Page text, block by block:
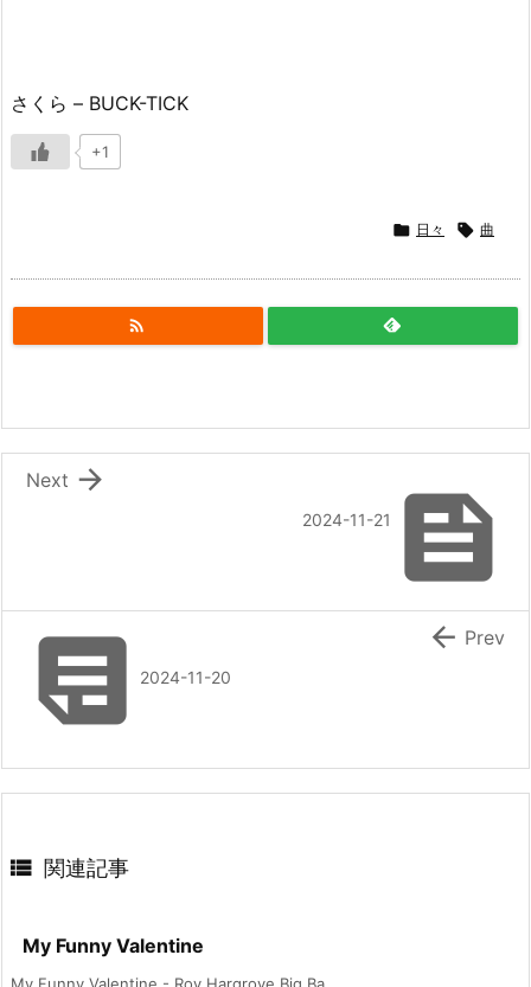
さくら – BUCK-TICK
+1
 日々  曲


2024-11-21

Next
2024-11-20
 Prev
 関連記事
My Funny Valentine